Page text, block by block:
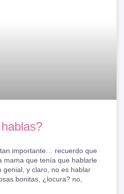
importante… recuerdo que
mama que tenía que hablarle
genial, y claro, no es hablar
bonitas, ¿locura? no,